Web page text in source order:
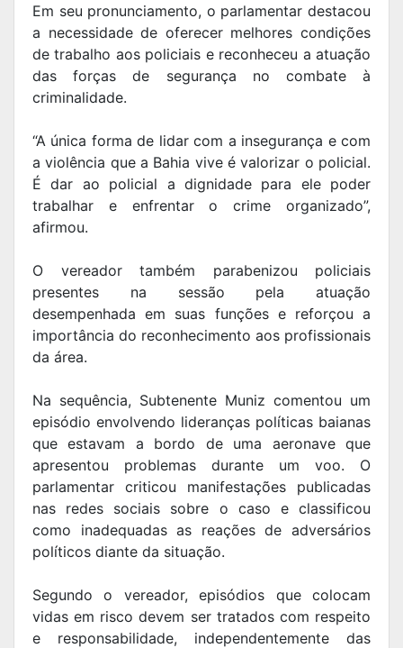
Em seu pronunciamento, o parlamentar destacou
a necessidade de oferecer melhores condições
de trabalho aos policiais e reconheceu a atuação
das forças de segurança no combate à
criminalidade.
“A única forma de lidar com a insegurança e com
a violência que a Bahia vive é valorizar o policial.
É dar ao policial a dignidade para ele poder
trabalhar e enfrentar o crime organizado”,
afirmou.
O vereador também parabenizou policiais
presentes na sessão pela atuação
desempenhada em suas funções e reforçou a
importância do reconhecimento aos profissionais
da área.
Na sequência, Subtenente Muniz comentou um
episódio envolvendo lideranças políticas baianas
que estavam a bordo de uma aeronave que
apresentou problemas durante um voo. O
parlamentar criticou manifestações publicadas
nas redes sociais sobre o caso e classificou
como inadequadas as reações de adversários
políticos diante da situação.
Segundo o vereador, episódios que colocam
vidas em risco devem ser tratados com respeito
e responsabilidade, independentemente das